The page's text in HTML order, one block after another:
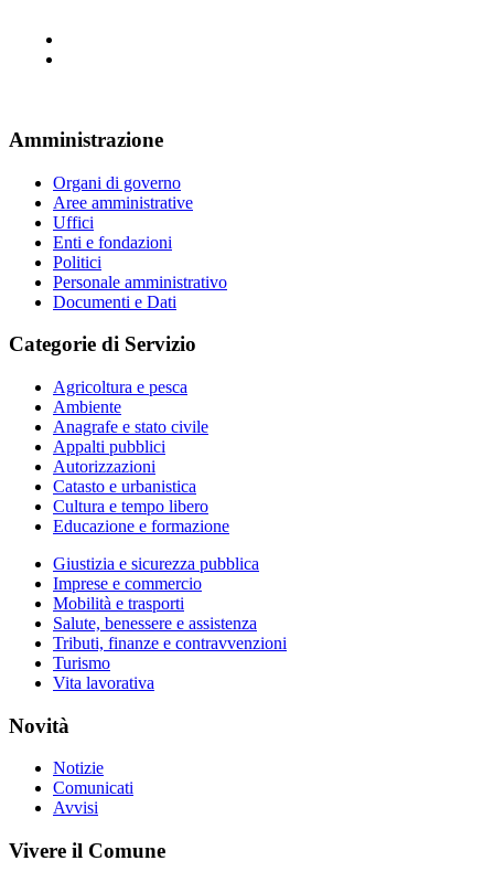
Amministrazione
Organi di governo
Aree amministrative
Uffici
Enti e fondazioni
Politici
Personale amministrativo
Documenti e Dati
Categorie di Servizio
Agricoltura e pesca
Ambiente
Anagrafe e stato civile
Appalti pubblici
Autorizzazioni
Catasto e urbanistica
Cultura e tempo libero
Educazione e formazione
Giustizia e sicurezza pubblica
Imprese e commercio
Mobilità e trasporti
Salute, benessere e assistenza
Tributi, finanze e contravvenzioni
Turismo
Vita lavorativa
Novità
Notizie
Comunicati
Avvisi
Vivere il Comune